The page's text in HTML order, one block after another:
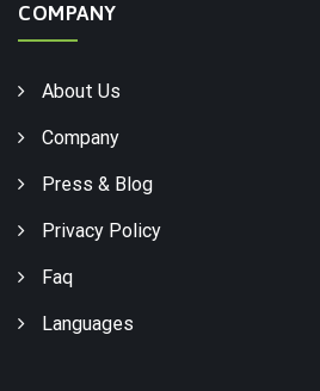
COMPANY
About Us
Company
Press & Blog
Privacy Policy
Faq
Languages